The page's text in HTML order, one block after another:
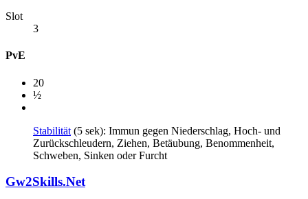
Slot
3
PvE
20
½
Stabilität (5 sek): Immun gegen Niederschlag, Hoch- und
Zurückschleudern, Ziehen, Betäubung, Benommenheit,
Schweben, Sinken oder Furcht
Gw2Skills.Net